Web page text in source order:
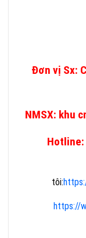
Đơn vị Sx:
NMSX: khu
Hotline:
tôi:
https://